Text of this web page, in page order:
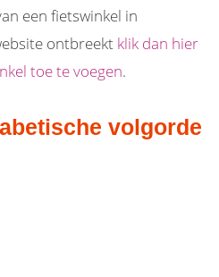
een fietswinkel in
ontbreekt klik dan hier
toe te voegen.
volgorde